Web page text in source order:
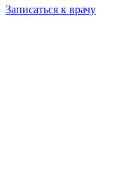
Записаться к врачу